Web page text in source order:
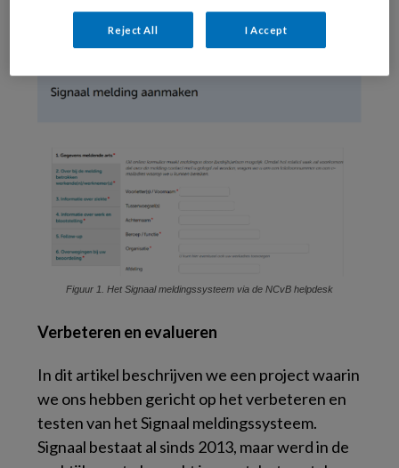
gemeld door bedrijfsartsen.
Figuur 1. Het Signaal meldingssysteem via de NCvB helpdesk
Verbeteren en evalueren
In dit artikel beschrijven we een project waarin
we ons hebben gericht op het verbeteren en
testen van het Signaal meldingssysteem.
Signaal bestaat al sinds 2013, maar werd in de
Reject All I Accept